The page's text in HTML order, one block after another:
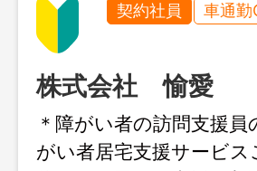
契約社員 車通勤
株式会社 愉愛
＊障がい者の訪問支
がい者居宅支援サービ